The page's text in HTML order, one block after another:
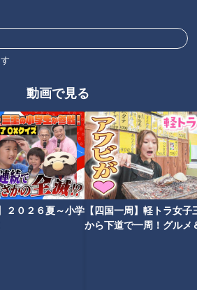
動画で見る
２０２６夏～小学【四国一周】軽トラ女子
から下道で一周！グルメ
テレビの意見を代弁しているもので
画はCBCテレビ番組基準に準拠して
banshin/kijun.htm
記事の画像を見る